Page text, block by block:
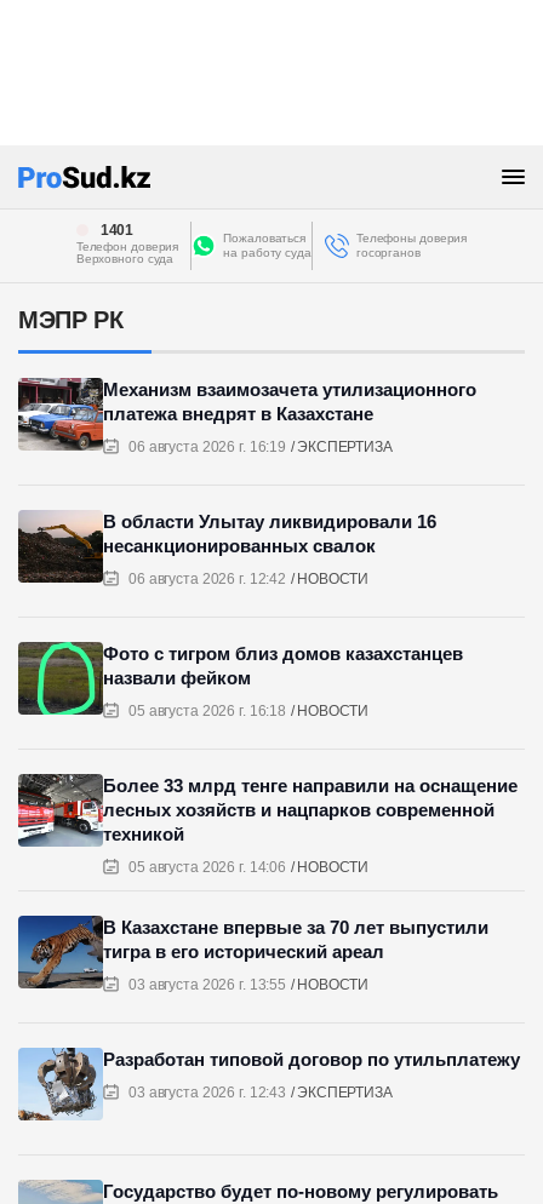
1401
Телефон доверия
Верховного суда
Пожаловаться
на работу суда
Телефоны доверия
госорганов
МЭПР РК
06 августа 2026 г. 16:19 ЭКСПЕРТИЗА
Механизм взаимозачета утилизационного
платежа внедрят в Казахстане
06 августа 2026 г. 12:42 НОВОСТИ
В области Улытау ликвидировали 16
несанкционированных свалок
05 августа 2026 г. 16:18 НОВОСТИ
Фото с тигром близ домов казахстанцев
назвали фейком
05 августа 2026 г. 14:06 НОВОСТИ
Более 33 млрд тенге направили на оснащение
лесных хозяйств и нацпарков современной
техникой
03 августа 2026 г. 13:55 НОВОСТИ
В Казахстане впервые за 70 лет выпустили
тигра в его исторический ареал
03 августа 2026 г. 12:43 ЭКСПЕРТИЗА
Разработан типовой договор по утильплатежу
Государство будет по-новому регулировать